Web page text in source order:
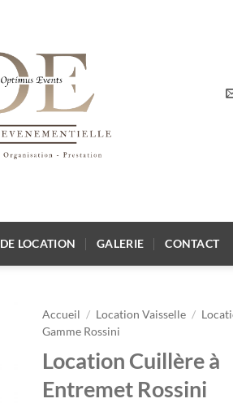
LOCATION GALERIE CONTACT
Accueil / Location Vaisselle /
Gamme Rossini
Location Cuillère à
Entremet Rossini